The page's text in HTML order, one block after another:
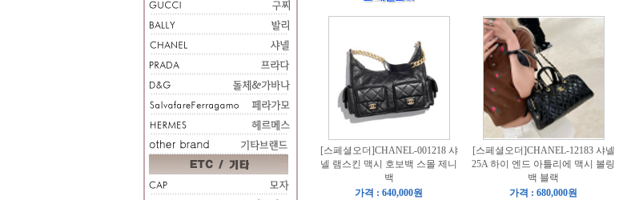
[스페셜오더]CHANEL-001218 샤
넬 램스킨 맥시 호보백 스몰 제니
백
가격 : 640,000원
[스페셜오더]CHANEL-12183 샤넬
25A 하이 엔드 아틀리에 맥시 볼링
백 블랙
가격 : 680,000원